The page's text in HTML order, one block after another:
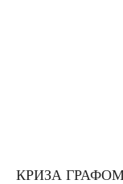
КРИЗА